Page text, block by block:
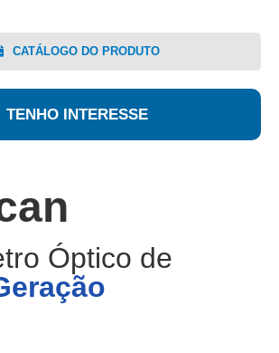
CATÁLOGO DO PRODUTO
TENHO INTERESSE
Óptico de